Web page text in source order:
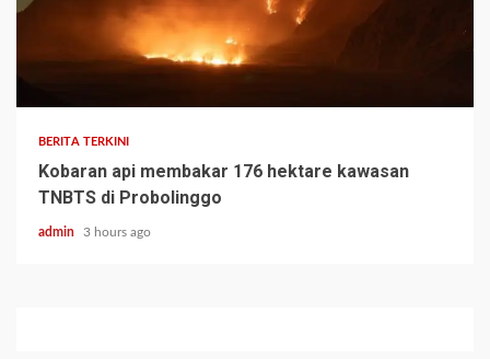
BERITA TERKINI
Kobaran api membakar 176 hektare kawasan
TNBTS di Probolinggo
admin 3 hours ago